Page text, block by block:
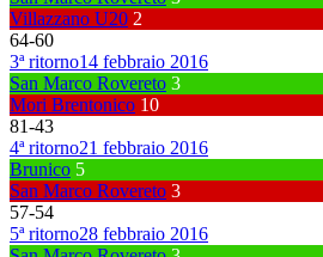
Villazzano U20 2
64-60
3ª ritorno14 febbraio 2016
San Marco Rovereto 3
Mori Brentonico 10
81-43
4ª ritorno21 febbraio 2016
Brunico 5
San Marco Rovereto 3
57-54
5ª ritorno28 febbraio 2016